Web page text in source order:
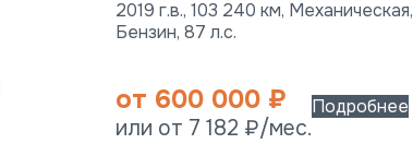
2019 г.в., 103 240 км, Механическая,
Бензин, 87 л.с.
от 600 000 ₽
или от 7 182 ₽/мес.
Подробнее